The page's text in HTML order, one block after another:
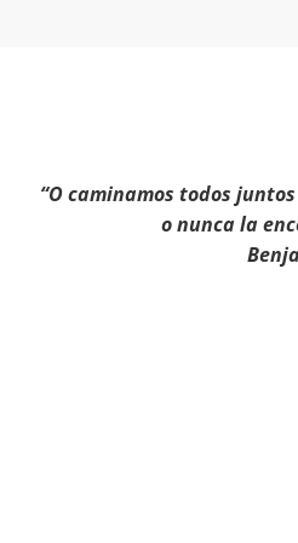
“O caminamos todos
o nunca la